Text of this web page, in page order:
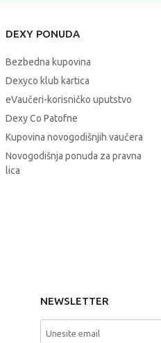
DEXY PONUDA
Bezbedna kupovina
Dexyco klub kartica
eVaučeri-korisničko uputstvo
Dexy Co Patofne
Kupovina novogodišnjih vaučera
Novogodišnja ponuda za pravna
lica
NEWSLETTER